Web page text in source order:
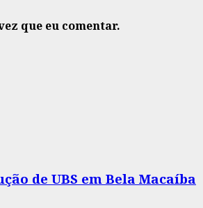
que eu comentar.
de UBS em Bela Macaíba